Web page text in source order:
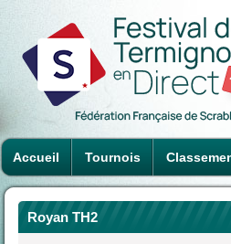
Accueil Tournois
Royan TH2